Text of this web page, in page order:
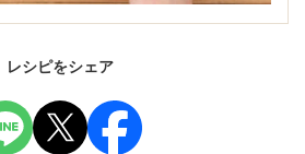
レシピをシェア